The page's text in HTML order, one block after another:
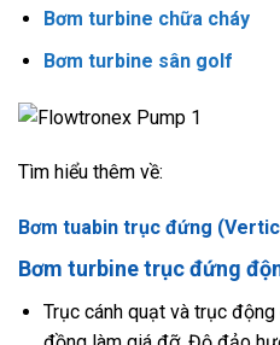
Bơm turbine chữa cháy
Bơm turbine sân golf
Tìm hiểu thêm về:
Bơm tuabin trục đứng
Bơm turbine trục đứng
Trục cánh quạt và trục